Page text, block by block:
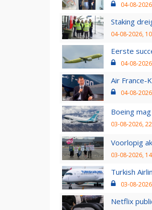
04-08-
Staking
04-08-2026,
Eerste
04-08-
Air France-
04-08-
Boeing
03-08-2026,
Voorlopig
03-08-2026,
Turkish
03-08-
Netflix